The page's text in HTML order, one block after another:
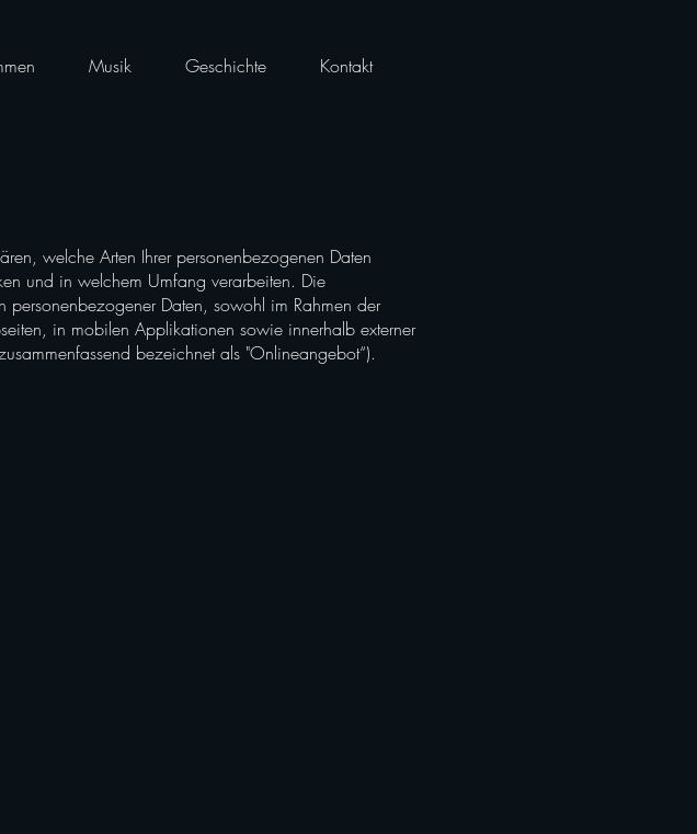
Musik Geschichte Kontakt
welche Arten Ihrer personenbezogenen Daten
und in welchem Umfang verarbeiten. Die
personenbezogener Daten, sowohl im Rahmen der
in mobilen Applikationen sowie innerhalb externer
bezeichnet als "Onlineangebot“).